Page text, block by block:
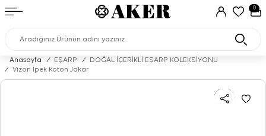
0
Anasayfa / EŞARP /
DOĞAL İÇERİKLİ EŞARP KOLEKSİYONU
/
Vizon İpek Koton Jakar